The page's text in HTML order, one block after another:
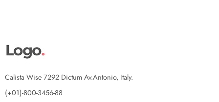
Calista Wise 7292 Dictum Av.Antonio, Italy.
(+01)-800-3456-88